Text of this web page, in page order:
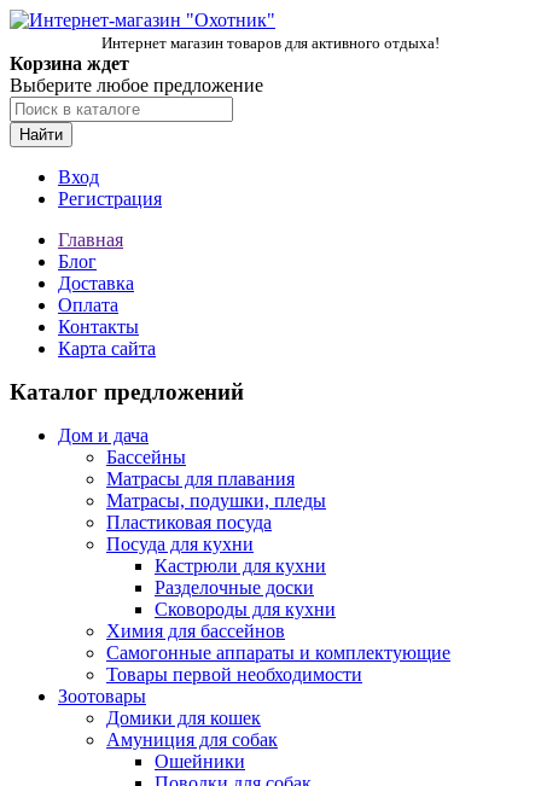
Интернет магазин товаров для активного отдыха!
Корзина ждет
Выберите любое предложение
Найти
Вход
Регистрация
Главная
Блог
Доставка
Оплата
Контакты
Карта сайта
Каталог предложений
Дом и дача
Бассейны
Матрасы для плавания
Матрасы, подушки, пледы
Пластиковая посуда
Посуда для кухни
Кастрюли для кухни
Разделочные доски
Сковороды для кухни
Химия для бассейнов
Самогонные аппараты и комплектующие
Товары первой необходимости
Зоотовары
Домики для кошек
Амуниция для собак
Ошейники